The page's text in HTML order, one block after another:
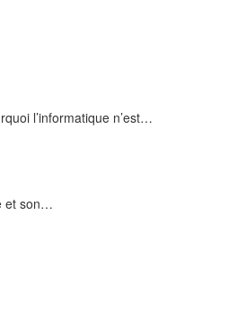
l’informatique n’est…
et son…